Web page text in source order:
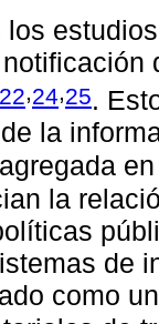
los
22,24,25.
la
la
de
como